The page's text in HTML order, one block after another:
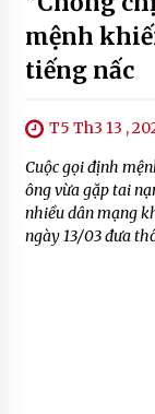
mệnh
tiếng nấc
T5 Th3 13 ,
Cuộc gọi định
ông vừa gặp tai
nhiều dân mạng
ngày 13/03 đưa